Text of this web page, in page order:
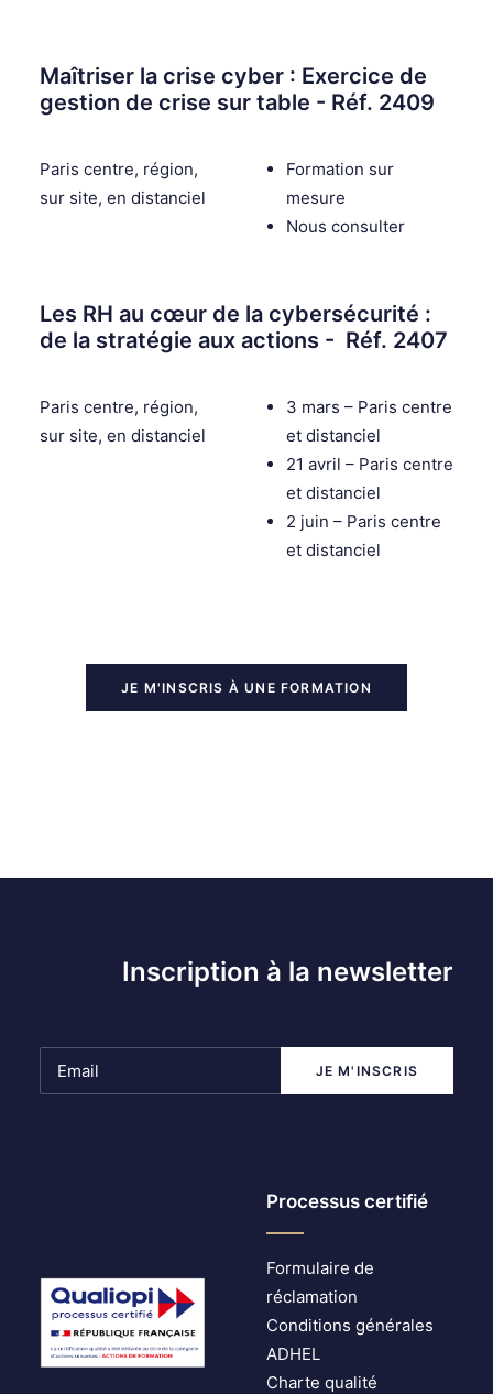
Maîtriser la crise cyber : Exercice de
gestion de crise sur table - Réf. 2409
Paris centre, région,
sur site, en distanciel
Formation sur
mesure
Nous consulter
Les RH au cœur de la cybersécurité :
de la stratégie aux actions - Réf. 2407
Paris centre, région,
sur site, en distanciel
3 mars – Paris centre
et distanciel
21 avril – Paris centre
et distanciel
2 juin – Paris centre
et distanciel
JE M'INSCRIS À UNE FORMATION
Inscription à la newsletter
Processus certifié
Formulaire de
réclamation
Conditions générales
ADHEL
Charte qualité